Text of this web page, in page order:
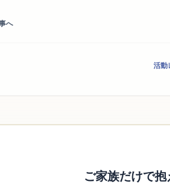
へ
活動
ご家族だけで